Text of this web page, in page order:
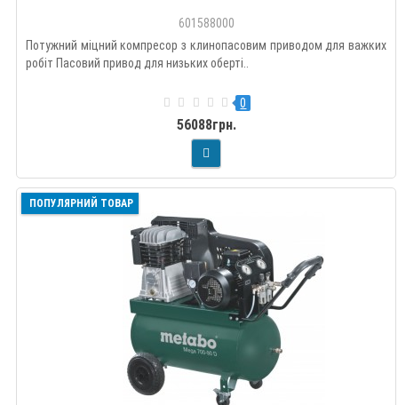
601588000
Потужний міцний компресор з клинопасовим приводом для важких
робіт Пасовий привод для низьких оберті..
0
56088грн.
ПОПУЛЯРНИЙ ТОВАР